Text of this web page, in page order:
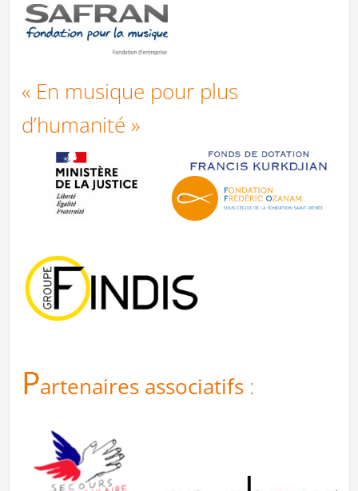
« En musique pour plus
d’humanité »
Partenaires associatifs: